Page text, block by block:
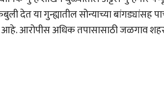
देत या गुन्ह्यातील सोन्याच्या बांगड्यांसह
आहे. आरोपीस अधिक तपासासाठी जळगाव